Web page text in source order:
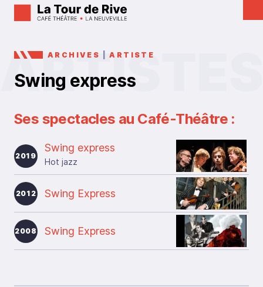
ARCHIVES |ARTISTE
Swing express
Ses spectacles au Café-Théâtre :
2019
Swing express
Hot jazz
2012 Swing Express
2008 Swing Express